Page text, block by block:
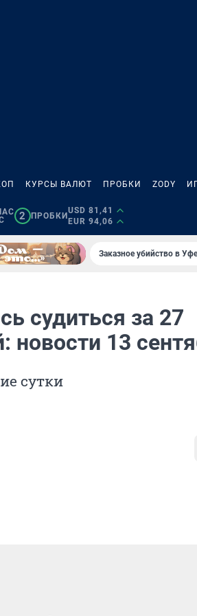
КУРСЫ ВАЛЮТ ПРОБКИ ZODY
2 ПРОБКИ
USD 81,41
EUR 94,06
Заказное убийство в
судиться за 27
новости 13
сутки